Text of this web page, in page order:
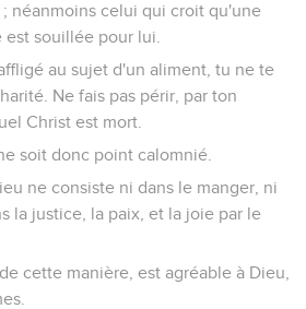
néanmoins celui qui croit qu'une
souillée pour lui.
au sujet d'un aliment, tu ne te
Ne fais pas périr, par ton
Christ est mort.
soit donc point calomnié.
ne consiste ni dans le manger, ni
la justice, la paix, et la joie par le
cette manière, est agréable à Dieu,